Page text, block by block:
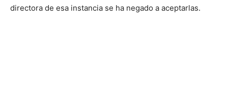
directora de esa instancia se ha negado a aceptarlas.